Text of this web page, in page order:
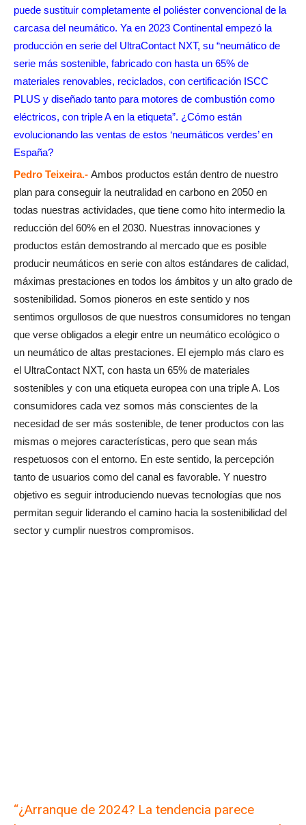
puede sustituir completamente el poliéster convencional de la
carcasa del neumático. Ya en 2023 Continental empezó la
producción en serie del UltraContact NXT, su “neumático de
serie más sostenible, fabricado con hasta un 65% de
materiales renovables, reciclados, con certificación ISCC
PLUS y diseñado tanto para motores de combustión como
eléctricos, con triple A en la etiqueta”. ¿Cómo están
evolucionando las ventas de estos ‘neumáticos verdes’ en
España?
Pedro Teixeira.- Ambos productos están dentro de nuestro
plan para conseguir la neutralidad en carbono en 2050 en
todas nuestras actividades, que tiene como hito intermedio la
reducción del 60% en el 2030. Nuestras innovaciones y
productos están demostrando al mercado que es posible
producir neumáticos en serie con altos estándares de calidad,
máximas prestaciones en todos los ámbitos y un alto grado de
sostenibilidad. Somos pioneros en este sentido y nos
sentimos orgullosos de que nuestros consumidores no tengan
que verse obligados a elegir entre un neumático ecológico o
un neumático de altas prestaciones. El ejemplo más claro es
el UltraContact NXT, con hasta un 65% de materiales
sostenibles y con una etiqueta europea con una triple A. Los
consumidores cada vez somos más conscientes de la
necesidad de ser más sostenible, de tener productos con las
mismas o mejores características, pero que sean más
respetuosos con el entorno. En este sentido, la percepción
tanto de usuarios como del canal es favorable. Y nuestro
objetivo es seguir introduciendo nuevas tecnologías que nos
permitan seguir liderando el camino hacia la sostenibilidad del
sector y cumplir nuestros compromisos.
“¿Arranque de 2024? La tendencia parece